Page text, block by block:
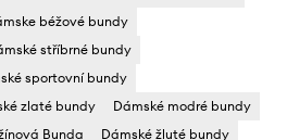
béžové bundy
stříbrné bundy
sportovní bundy
zlaté bundy
Dámské modré bundy
Bunda
Dámské žluté bundy